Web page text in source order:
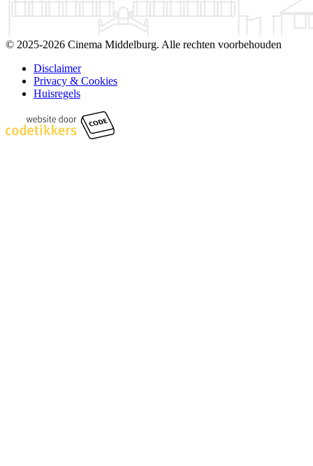
© 2025-2026 Cinema Middelburg. Alle rechten voorbehouden
Disclaimer
Privacy & Cookies
Huisregels